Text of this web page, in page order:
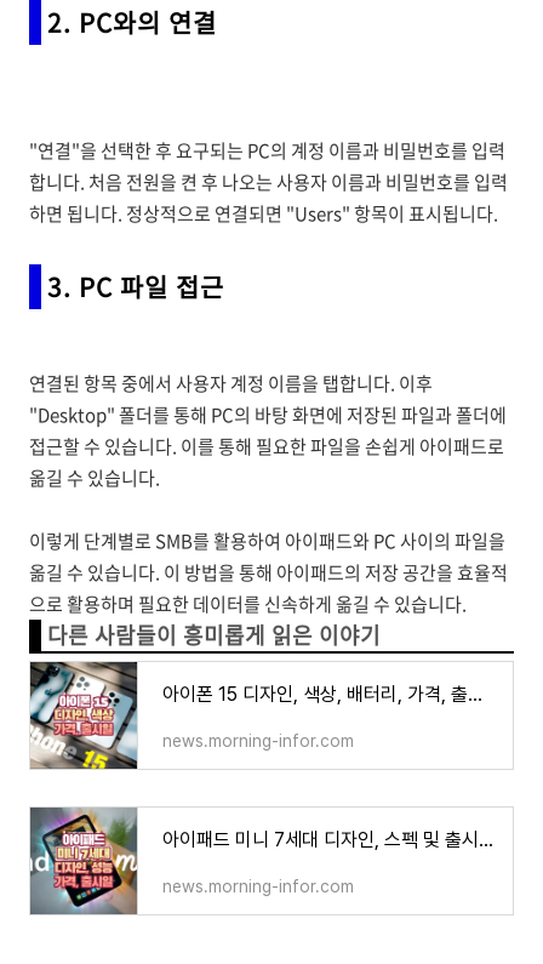
2. PC와의 연결
"연결"을 선택한 후 요구되는 PC의 계정 이름과 비밀번호를 입력
합니다. 처음 전원을 켠 후 나오는 사용자 이름과 비밀번호를 입력
하면 됩니다. 정상적으로 연결되면 "Users" 항목이 표시됩니다.
3. PC 파일 접근
연결된 항목 중에서 사용자 계정 이름을 탭합니다. 이후
"Desktop" 폴더를 통해 PC의 바탕 화면에 저장된 파일과 폴더에
접근할 수 있습니다. 이를 통해 필요한 파일을 손쉽게 아이패드로
옮길 수 있습니다.
이렇게 단계별로 SMB를 활용하여 아이패드와 PC 사이의 파일을
옮길 수 있습니다. 이 방법을 통해 아이패드의 저장 공간을 효율적
으로 활용하며 필요한 데이터를 신속하게 옮길 수 있습니다.
다른 사람들이 흥미롭게 읽은 이야기
아이폰 15 디자인, 색상, 배터리, 가격, 출시일
news.morning-infor.com
아이패드 미니 7세대 디자인, 스펙 및 출시일, 가격
news.morning-infor.com